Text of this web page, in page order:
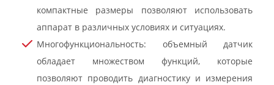
компактные размеры позволяют использовать
аппарат в различных условиях и ситуациях.
Многофункциональность: объемный датчик
обладает множеством функций, которые
позволяют проводить диагностику и измерения